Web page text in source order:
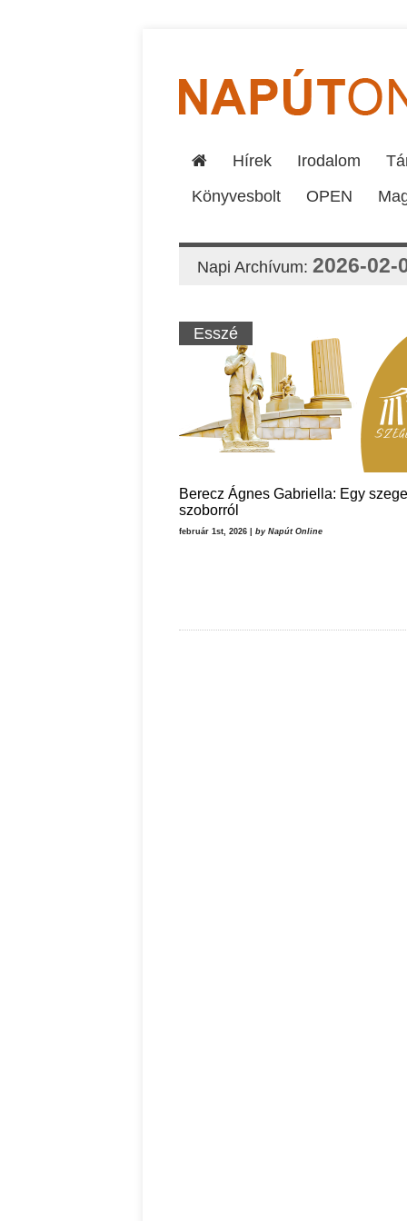
Hírek Irodalom
Könyvesbolt
OPEN
Napi Archívum: 2026-02-
Esszé
Berecz Ágnes Gabriella: Egy
szoborról
február 1st, 2026 | by Napút Online